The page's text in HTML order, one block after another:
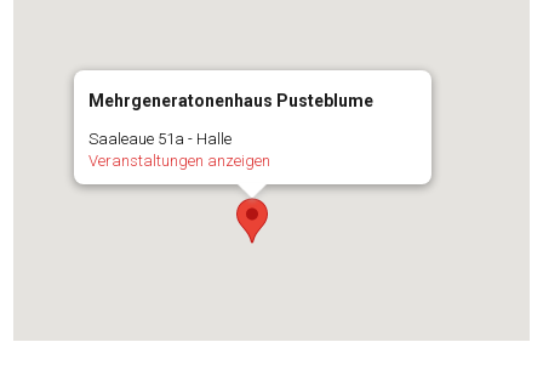
Mehrgeneratonenhaus Pusteblume
Saaleaue 51a - Halle
Veranstaltungen anzeigen